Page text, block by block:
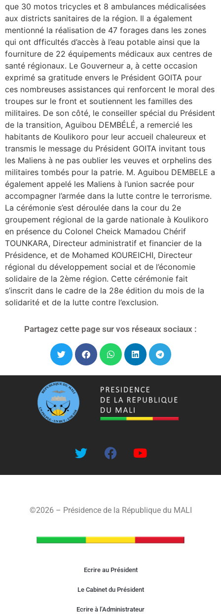
que 30 motos tricycles et 8 ambulances médicalisées
aux districts sanitaires de la région. Il a également
mentionné la réalisation de 47 forages dans les zones
qui ont dfficultés d’accès à l’eau potable ainsi que la
fourniture de 22 équipements médicaux aux centres de
santé régionaux. Le Gouverneur a, à cette occasion
exprimé sa gratitude envers le Président GOITA pour
ces nombreuses assistances qui renforcent le moral des
troupes sur le front et soutiennent les familles des
militaires. De son côté, le conseiller spécial du Président
de la transition, Aguibou DEMBÉLÉ, a remercié les
habitants de Koulikoro pour leur accueil chaleureux et
transmis le message du Président GOITA invitant tous
les Maliens à ne pas oublier les veuves et orphelins des
militaires tombés pour la patrie. M. Aguibou DEMBELE a
également appelé les Maliens à l’union sacrée pour
accompagner l’armée dans la lutte contre le terrorisme.
La cérémonie s’est déroulée dans la cour du 2e
groupement régional de la garde nationale à Koulikoro
en présence du Colonel Cheick Mamadou Chérif
TOUNKARA, Directeur administratif et financier de la
Présidence, et de Mohamed KOUREICHI, Directeur
régional du développement social et de l’économie
solidaire de la 2ème région. Cette cérémonie fait
s’inscrit dans le cadre de la 28e édition du mois de la
solidarité et de la lutte contre l’exclusion.
Partagez cette page sur vos réseaux sociaux :
©2026 – Présidence de la République du MALI
Ecrire au Président
Le Cabinet du Président
Ecrire à l’Administrateur